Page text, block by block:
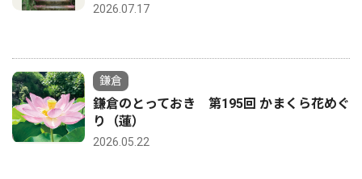
2026.07.17
鎌倉
鎌倉のとっておき 第195回 かまくら花めぐ
り（蓮）
2026.05.22